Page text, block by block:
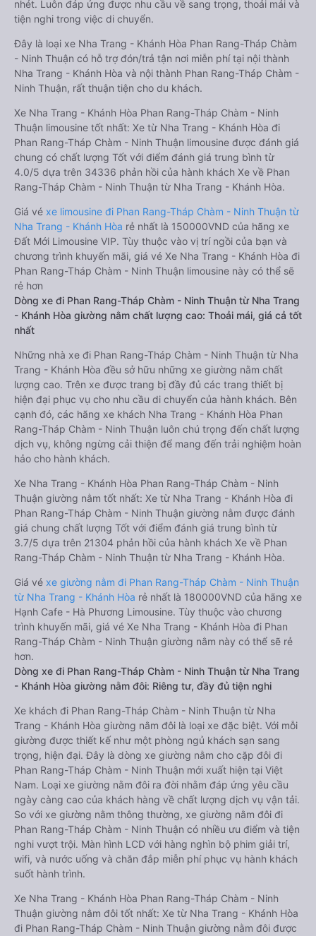
nhét. Luôn đáp ứng được nhu cầu về sang trọng, thoải mái và
tiện nghi trong việc di chuyển.
Đây là loại xe Nha Trang - Khánh Hòa Phan Rang-Tháp Chàm
- Ninh Thuận có hỗ trợ đón/trả tận nơi miễn phí tại nội thành
Nha Trang - Khánh Hòa và nội thành Phan Rang-Tháp Chàm -
Ninh Thuận, rất thuận tiện cho du khách.
Xe Nha Trang - Khánh Hòa Phan Rang-Tháp Chàm - Ninh
Thuận limousine tốt nhất: Xe từ Nha Trang - Khánh Hòa đi
Phan Rang-Tháp Chàm - Ninh Thuận limousine được đánh giá
chung có chất lượng Tốt với điểm đánh giá trung bình từ
4.0/5 dựa trên 34336 phản hồi của hành khách Xe về Phan
Rang-Tháp Chàm - Ninh Thuận từ Nha Trang - Khánh Hòa.
Giá vé xe limousine đi Phan Rang-Tháp Chàm - Ninh Thuận từ
Nha Trang - Khánh Hòa rẻ nhất là 150000VND của hãng xe
Đất Mới Limousine VIP. Tùy thuộc vào vị trí ngồi của bạn và
chương trình khuyến mãi, giá vé Xe Nha Trang - Khánh Hòa đi
Phan Rang-Tháp Chàm - Ninh Thuận limousine này có thể sẽ
rẻ hơn
Dòng xe đi Phan Rang-Tháp Chàm - Ninh Thuận từ Nha Trang
- Khánh Hòa giường nằm chất lượng cao: Thoải mái, giá cả tốt
nhất
Những nhà xe đi Phan Rang-Tháp Chàm - Ninh Thuận từ Nha
Trang - Khánh Hòa đều sở hữu những xe giường nằm chất
lượng cao. Trên xe được trang bị đầy đủ các trang thiết bị
hiện đại phục vụ cho nhu cầu di chuyển của hành khách. Bên
cạnh đó, các hãng xe khách Nha Trang - Khánh Hòa Phan
Rang-Tháp Chàm - Ninh Thuận luôn chú trọng đến chất lượng
dịch vụ, không ngừng cải thiện để mang đến trải nghiệm hoàn
hảo cho hành khách.
Xe Nha Trang - Khánh Hòa Phan Rang-Tháp Chàm - Ninh
Thuận giường nằm tốt nhất: Xe từ Nha Trang - Khánh Hòa đi
Phan Rang-Tháp Chàm - Ninh Thuận giường nằm được đánh
giá chung chất lượng Tốt với điểm đánh giá trung bình từ
3.7/5 dựa trên 21304 phản hồi của hành khách Xe về Phan
Rang-Tháp Chàm - Ninh Thuận từ Nha Trang - Khánh Hòa.
Giá vé xe giường nằm đi Phan Rang-Tháp Chàm - Ninh Thuận
từ Nha Trang - Khánh Hòa rẻ nhất là 180000VND của hãng xe
Hạnh Cafe - Hà Phương Limousine. Tùy thuộc vào chương
trình khuyến mãi, giá vé Xe Nha Trang - Khánh Hòa đi Phan
Rang-Tháp Chàm - Ninh Thuận giường nằm này có thể sẽ rẻ
hơn.
Dòng xe đi Phan Rang-Tháp Chàm - Ninh Thuận từ Nha Trang
- Khánh Hòa giường nằm đôi: Riêng tư, đầy đủ tiện nghi
Xe khách đi Phan Rang-Tháp Chàm - Ninh Thuận từ Nha
Trang - Khánh Hòa giường nằm đôi là loại xe đặc biệt. Với mỗi
giường được thiết kế như một phòng ngủ khách sạn sang
trọng, hiện đại. Đây là dòng xe giường nằm cho cặp đôi đi
Phan Rang-Tháp Chàm - Ninh Thuận mới xuất hiện tại Việt
Nam. Loại xe giường nằm đôi ra đời nhằm đáp ứng yêu cầu
ngày càng cao của khách hàng về chất lượng dịch vụ vận tải.
So với xe giường nằm thông thường, xe giường nằm đôi đi
Phan Rang-Tháp Chàm - Ninh Thuận có nhiều ưu điểm và tiện
nghi vượt trội. Màn hình LCD với hàng nghìn bộ phim giải trí,
wifi, và nước uống và chăn đắp miễn phí phục vụ hành khách
suốt hành trình.
Xe Nha Trang - Khánh Hòa Phan Rang-Tháp Chàm - Ninh
Thuận giường nằm đôi tốt nhất: Xe từ Nha Trang - Khánh Hòa
đi Phan Rang-Tháp Chàm - Ninh Thuận giường nằm đôi được